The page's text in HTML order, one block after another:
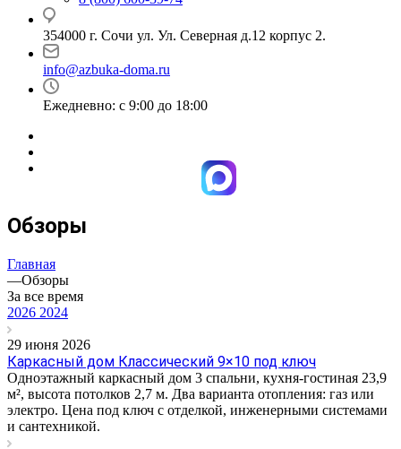
354000 г. Сочи ул. Ул. Северная д.12 корпус 2.
info@azbuka-doma.ru
Ежедневно: с 9:00 до 18:00
Обзоры
Главная
—Обзоры
За все время
2026 2024
29 июня 2026
Каркасный дом Классический 9×10 под ключ
Одноэтажный каркасный дом 3 спальни, кухня-гостиная 23,9
м², высота потолков 2,7 м. Два варианта отопления: газ или
электро. Цена под ключ с отделкой, инженерными системами
и сантехникой.